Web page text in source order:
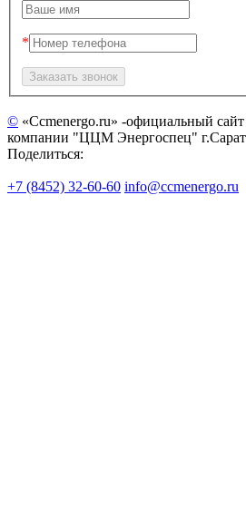
© «Ccmenergo.ru» -официальный сайт
компании "ЦЦМ Энергоспец"
Поделиться:
+7 (8452) 32-60-60 info@ccmenergo.ru